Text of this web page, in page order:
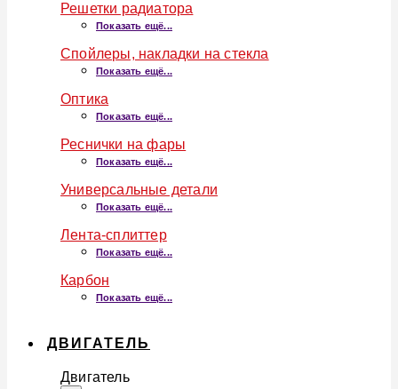
Решетки радиатора
Показать ещё...
Спойлеры, накладки на стекла
Показать ещё...
Оптика
Показать ещё...
Реснички на фары
Показать ещё...
Универсальные детали
Показать ещё...
Лента-сплиттер
Показать ещё...
Карбон
Показать ещё...
ДВИГАТЕЛЬ
Двигатель